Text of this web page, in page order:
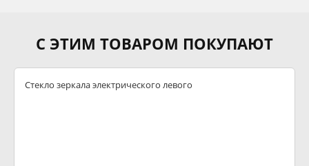
С ЭТИМ ТОВАРОМ ПОКУПАЮТ
Стекло зеркала электрического левого